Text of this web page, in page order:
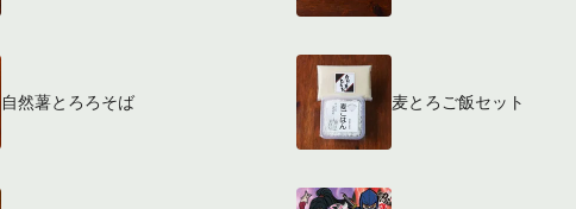
自然薯とろろそば 麦とろご飯セット